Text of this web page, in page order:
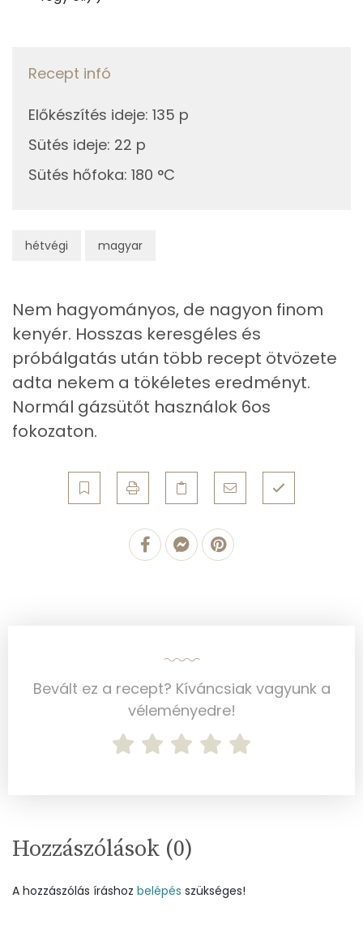
hétvégi magyar
Tiamin - B1 vitamin:
Riboflavin - B2 vitamin:
Zsír
Telített zsírsav
4 g
Egyszeresen telítetlen zsírsav:
2 g
Többszörösen telítetlen zsírsav
1 g
Koleszterin
Ásványi anyagok
29 mg
Mangán
Recept infó
Előkészítés ideje: 135 p
Sütés ideje: 22 p
Sütés hőfoka: 180 °C
Nem hagyományos, de nagyon finom
kenyér. Hosszas keresgéles és
próbálgatás után több recept ötvözete
adta nekem a tökéletes eredményt.
Normál gázsütőt használok 6os
fokozaton.
Bevált ez a recept? Kíváncsiak vagyunk a
véleményedre!
Hozzászólások (0)
A hozzászólás íráshoz belépés szükséges!